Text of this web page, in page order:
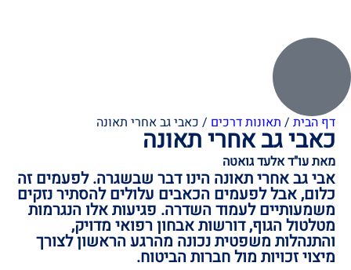
דף הבית / תאונות דרכים / כאבי גב אחרי תאונה
כאבי גב אחרי תאונה
מאת עו"ד אלעד גואטה
אבי גב אחרי תאונה הינו דבר שבשגרה. לפעמים זה
כלום, אבל לפעמים הכאבים עלולים להסתיר נזקים
משמעותיים לעמוד השדרה. פגיעות אלו הנגרמות
מטלטול הגוף, דורשות אבחון רפואי מדויק,
והתנהלות משפטית נכונה מהרגע הראשון לצורך
מיצוי זכויות מול חברות הביטוח.